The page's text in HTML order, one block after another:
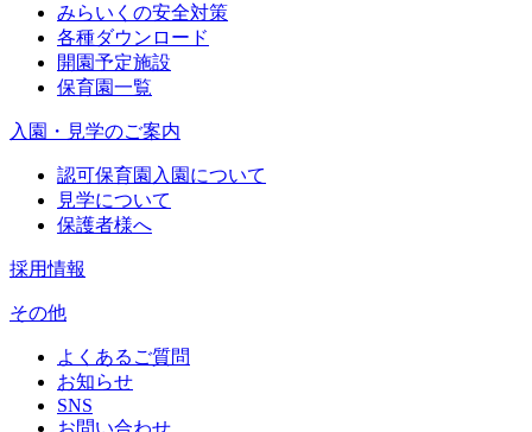
みらいくの安全対策
各種ダウンロード
開園予定施設
保育園一覧
入園・見学のご案内
認可保育園入園について
見学について
保護者様へ
採用情報
その他
よくあるご質問
お知らせ
SNS
お問い合わせ